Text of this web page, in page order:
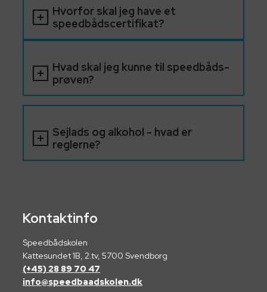
Hvorfor skal jeg have et
speedbådscertifikat?
Hvad skal jeg kunne til speedbåds-
prøven?
Sejlads og alkohol - hvad er
reglerne?
Kontaktinfo
Speedbådskolen
Kattesundet 1B, 2.tv, 5700 Svendborg
(+45) 28 89 70 47
info@speedbaadskolen.dk